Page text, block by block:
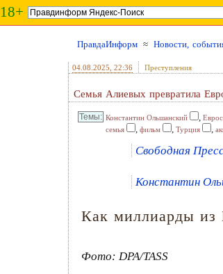
18+
ПравдаИнформ ≈ Новости,
04.08.2025 , 22:36 Преступления
Семья Алиевых превратила
Константин Ольшанский ,
семья , фильм , Турция ,
Свободная
Константин
Как миллиарды из
Фото: DPA/TASS